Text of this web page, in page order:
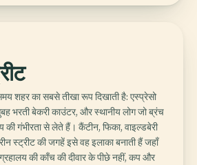
शहर का सबसे तीखा रूप दिखाती है: एस्प्रेसो
भरती बेकरी काउंटर, और स्थानीय लोग जो ब्रंच
की गंभीरता से लेते हैं। कैंटीन, फिका, वाइल्डबेरी
स्ट्रीट की जगहें इसे वह इलाका बनाती हैं जहाँ
की काँच की दीवार के पीछे नहीं, कप और